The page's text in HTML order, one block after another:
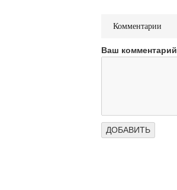
Комментарии
Ваш комментарий